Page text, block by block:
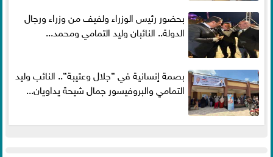
بحضور رئيس الوزراء ولفيف من وزراء ورجال
الدولة.. النائبان وليد التمامي ومحمد...
بصمة إنسانية في ”جلال وعتيبة”.. النائب وليد
التمامي والبروفيسور جمال شيحة يداويان...